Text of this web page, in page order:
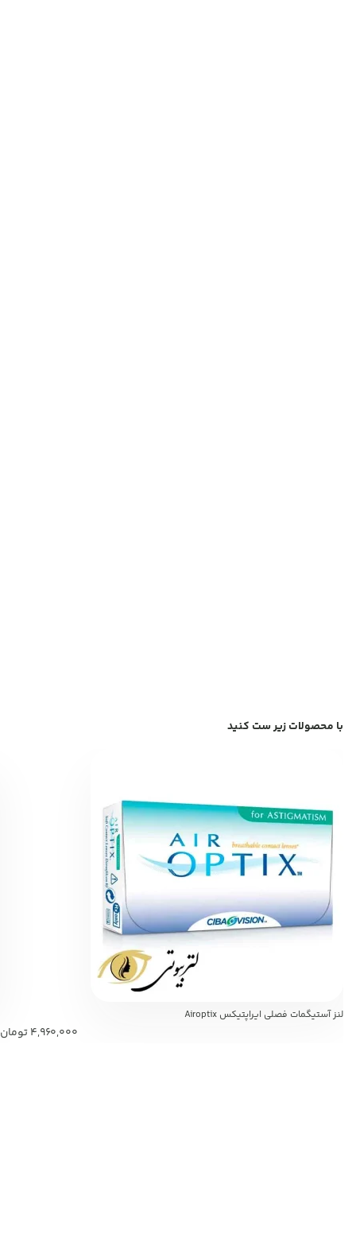
با محصولات زیر ست کنید
لنز آستیگمات فصلی ایراپتیکس Airoptix
4,960,000تومان